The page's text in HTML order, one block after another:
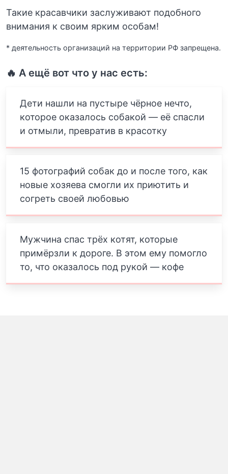
Такие красавчики заслуживают подобного
внимания к своим ярким особам!
* деятельность организаций на территории РФ запрещена.
🔥 А ещё вот что у нас есть:
Дети нашли на пустыре чёрное нечто,
которое оказалось собакой — её спасли
и отмыли, превратив в красотку
15 фотографий собак до и после того, как
новые хозяева смогли их приютить и
согреть своей любовью
Мужчина спас трёх котят, которые
примёрзли к дороге. В этом ему помогло
то, что оказалось под рукой — кофе